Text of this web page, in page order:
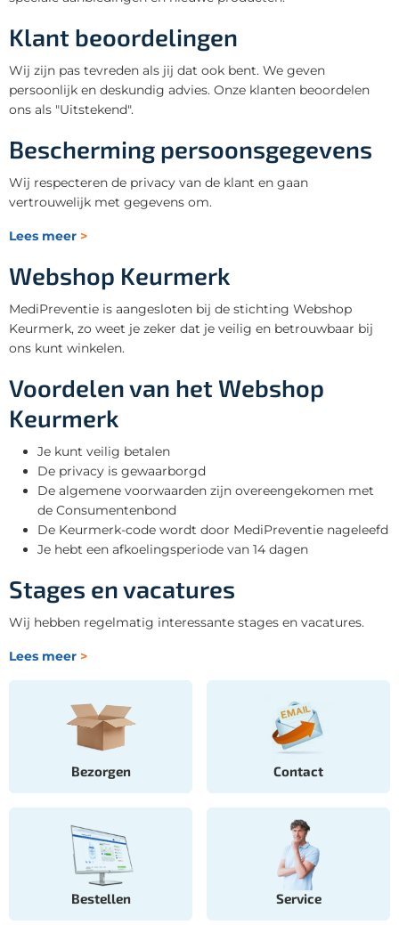
Klant beoordelingen
Wij zijn pas tevreden als jij dat ook bent. We geven
persoonlijk en deskundig advies. Onze klanten beoordelen
ons als "Uitstekend".
Bescherming persoonsgegevens
Wij respecteren de privacy van de klant en gaan
vertrouwelijk met gegevens om.
Lees meer >
Webshop Keurmerk
MediPreventie is aangesloten bij de stichting Webshop
Keurmerk, zo weet je zeker dat je veilig en betrouwbaar bij
ons kunt winkelen.
Voordelen van het Webshop
Keurmerk
Je kunt veilig betalen
De privacy is gewaarborgd
De algemene voorwaarden zijn overeengekomen met
de Consumentenbond
De Keurmerk-code wordt door MediPreventie nageleefd
Je hebt een afkoelingsperiode van 14 dagen
Stages en vacatures
Wij hebben regelmatig interessante stages en vacatures.
Lees meer >
Bezorgen Contact
Bestellen Service